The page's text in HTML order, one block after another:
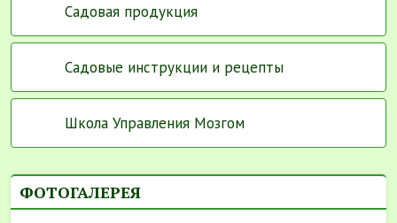
Садовая продукция
Садовые инструкции и рецепты
Школа Управления Мозгом
ФОТОГАЛЕРЕЯ